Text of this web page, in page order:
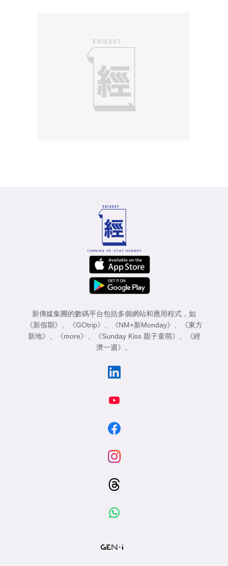
新傳媒集團的數碼平台包括多個網站和應用程式，如
《新假期》 、 《GOtrip》 、 《NM+新Monday》 、
《東方
新地》 、 《more》 、 《Sunday Kiss 親子童萌》 、
《經
濟一週》 。